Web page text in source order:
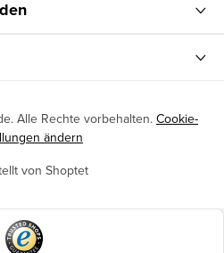
von Shoptet
. Alle Rechte vorbehalten. Cookie-
ändern